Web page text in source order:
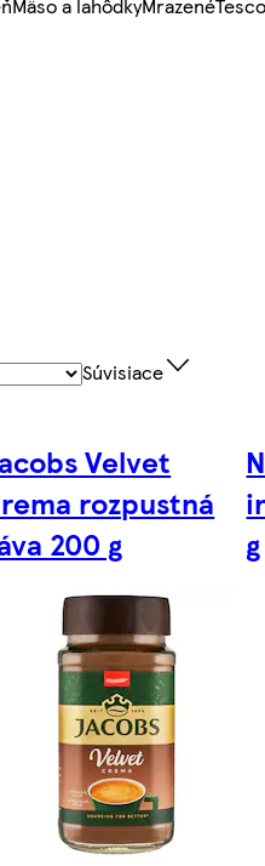
Mäso a lahôdkyMrazené
Súvisiace
Velvet
rozpustná
200 g
g